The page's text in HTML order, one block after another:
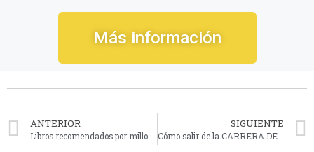
Más información
ANTERIOR SIGUIENTE
Cómo salir de la CARRERA DE LA RATA siguiendo unos pasos claros